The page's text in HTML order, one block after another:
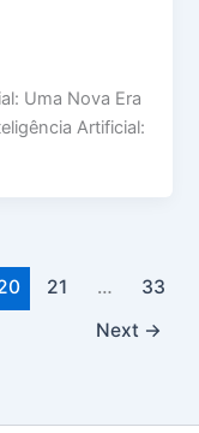
Uma Nova Era
Artificial:
21 …
33
Next →